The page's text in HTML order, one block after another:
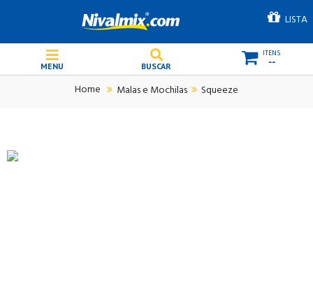
LISTA
--
Malas e Mochilas Squeeze